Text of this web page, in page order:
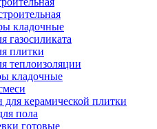
кладочные
газосиликата
плитки
теплоизоляции
кладочные
для керамической плитки
пола
готовые